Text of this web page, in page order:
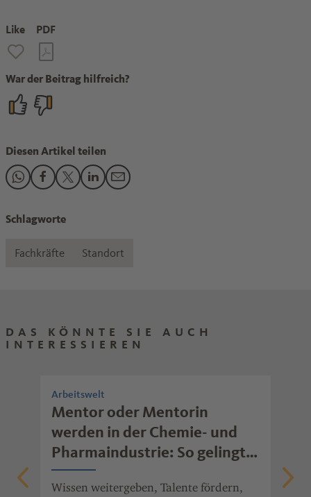
Like PDF
War der Beitrag hilfreich?
Diesen Artikel teilen
Den Beitrag "Technikberufe für Frauen: Wie Unternehmen
Den Beitrag "Technikberufe für Frauen: Wie
Den Beitrag "Technikberufe für Frauen: Wie
Den Beitrag "Technikberufe für Frauen:
Den Beitrag "Technikberufe für
Schlagworte
Fachkräfte Standort
DAS KÖNNTE SIE AUCH
INTERESSIEREN
Arbeitswelt
Mentor oder Mentorin
werden in der Chemie- und
Pharmaindustrie: So gelingt
erfolgreiches Mentoring
Wissen weitergeben, Talente fördern,